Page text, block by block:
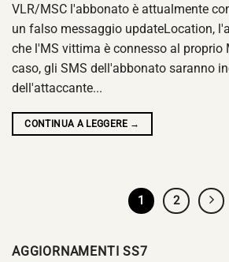
VLR/MSC l'abbonato è attualmente
un falso messaggio updateLocation,
che l'MS vittima è connesso al proprio
caso, gli SMS dell'abbonato saranno
dell'attaccante...
CONTINUA A LEGGERE →
1 2
AGGIORNAMENTI SS7